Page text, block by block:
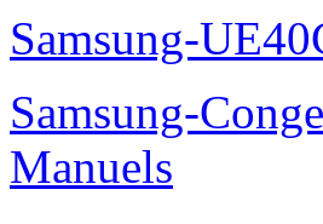
Samsung-
Samsung-
Manuels